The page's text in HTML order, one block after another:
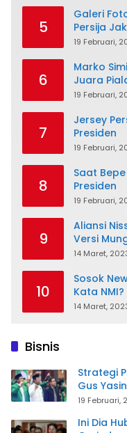
5
Galeri
Persija
19 Februari,
6
Marko
Juara
19 Februari,
7
Jersey
Presiden
19 Februari,
8
Saat
Presiden
19 Februari,
9
Aliansi
Versi
14 Maret,
10
Sosok
Kata NMI?
14 Maret,
Bisnis
Strategi
Gus Yasin
19 Februari,
Ini Dia